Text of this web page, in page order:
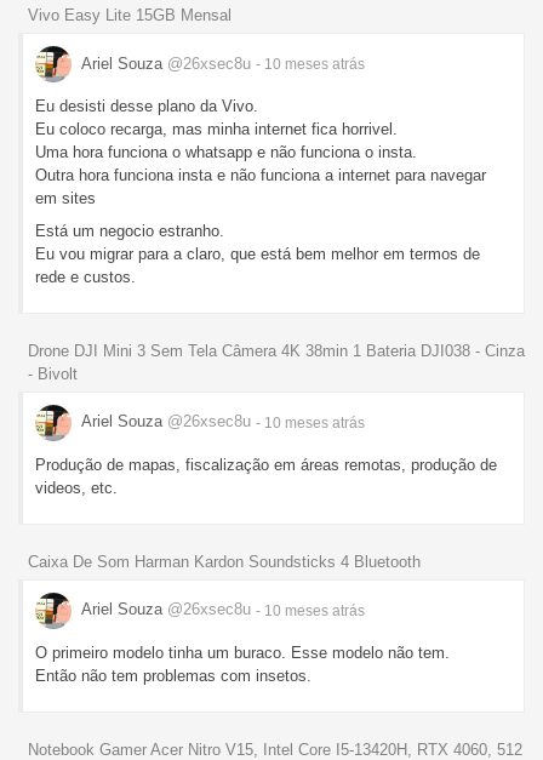
Vivo Easy Lite 15GB Mensal
Ariel Souza @26xsec8u - 10 meses atrás
Eu desisti desse plano da Vivo.
Eu coloco recarga, mas minha internet fica horrivel.
Uma hora funciona o whatsapp e não funciona o insta.
Outra hora funciona insta e não funciona a internet para navegar
em sites
Está um negocio estranho.
Eu vou migrar para a claro, que está bem melhor em termos de
rede e custos.
Drone DJI Mini 3 Sem Tela Câmera 4K 38min 1 Bateria DJI038 - Cinza
- Bivolt
Ariel Souza @26xsec8u - 10 meses atrás
Produção de mapas, fiscalização em áreas remotas, produção de
videos, etc.
Caixa De Som Harman Kardon Soundsticks 4 Bluetooth
Ariel Souza @26xsec8u - 10 meses atrás
O primeiro modelo tinha um buraco. Esse modelo não tem.
Então não tem problemas com insetos.
Notebook Gamer Acer Nitro V15, Intel Core I5-13420H, RTX 4060, 512